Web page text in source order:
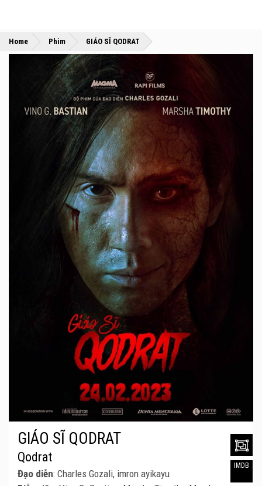
Home »
Phim »
GIÁO SĨ QODRAT
GIÁO SĨ QODRAT
Qodrat
Đạo diễn: Charles Gozali, imron ayikayu
IMDB